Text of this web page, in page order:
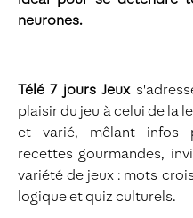
neurones.
Télé 7 jours Jeux
plaisir du jeu à celui de la
et varié, mêlant infos
recettes gourmandes,
variété de jeux : mots
logique et quiz culturels.